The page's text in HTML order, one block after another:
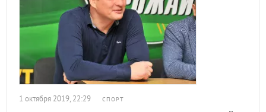
1 октября 2019, 22:29 СПОРТ